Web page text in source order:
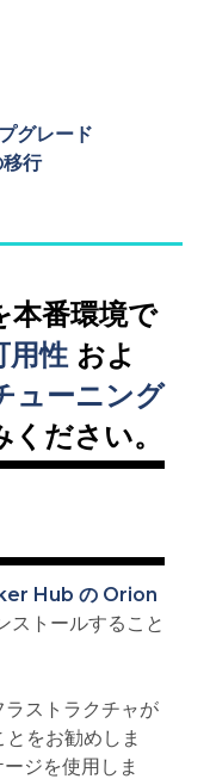
グレード
行
番環境で
用性およ
ューニング
ださい。
Hub の Orion
ストールすること
ストラクチャが
をお勧めしま
ジを使用しま